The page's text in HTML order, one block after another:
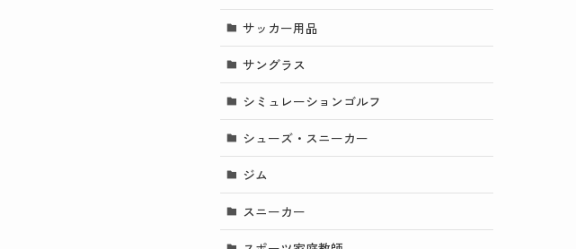
サッカー用品
サングラス
シミュレーションゴルフ
シューズ・スニーカー
ジム
スニーカー